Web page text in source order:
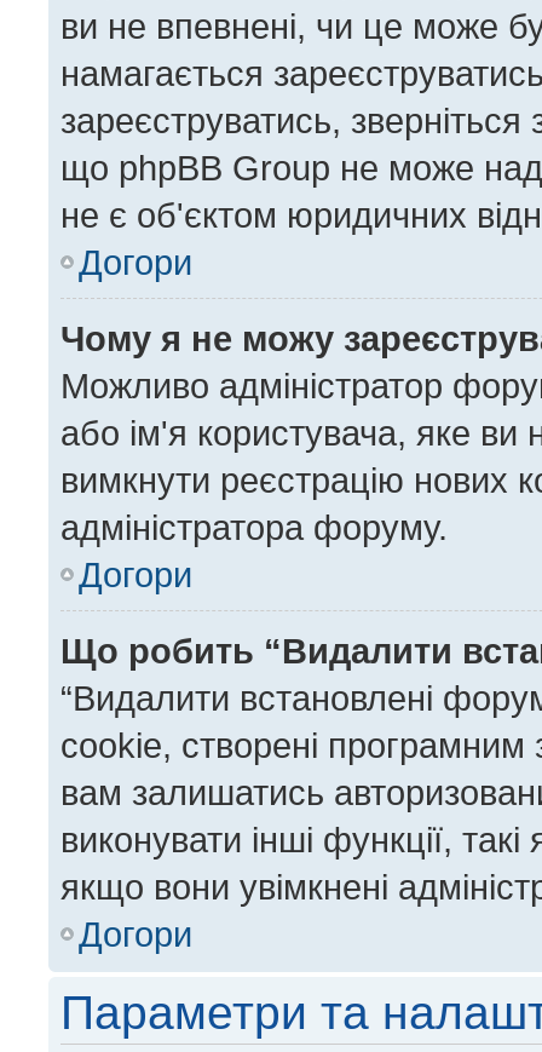
ви не впевнені, чи це може
намагається
зареєструватись,
що phpBB Group не може
не є об'єктом юридичних
Догори
Чому я не можу
Можливо адміністратор
або ім'я користувача, яке ви
вимкнути реєстрацію нових
адміністратора форуму.
Догори
Що робить “Видалити
“Видалити встановлені
cookie, створені
вам залишатись
виконувати інші функції,
якщо вони увімкнені
Догори
Параметри та